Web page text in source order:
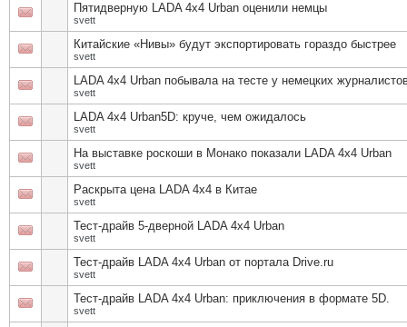
Пятидверную LADA 4х4 Urban оценили немцы
svett
Китайские «Нивы» будут экспортировать гораздо быстрее
svett
LADA 4x4 Urban побывала на тесте у немецких
svett
LADA 4x4 Urban5D: круче, чем ожидалось
svett
На выставке роскоши в Монако показали LADA 4x4 Urban
svett
Раскрыта цена LADA 4x4 в Китае
svett
Тест-драйв 5-дверной LADA 4x4 Urban
svett
Тест-драйв LADA 4x4 Urban от портала Drive.ru
svett
Тест-драйв LADA 4x4 Urban: приключения в формате 5D.
svett